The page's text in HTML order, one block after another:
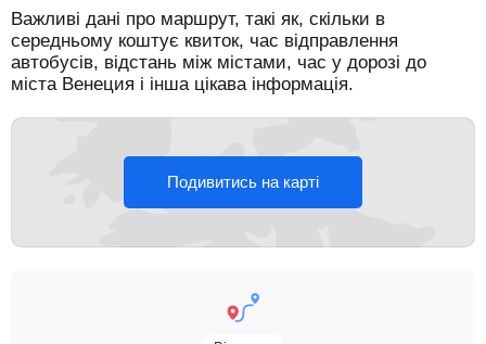
Важливі дані про маршрут, такі як, скільки в
середньому коштує квиток, час відправлення
автобусів, відстань між містами, час у дорозі до
міста Венеция і інша цікава інформація.
Подивитись на карті